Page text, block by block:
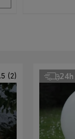
(2) 24h